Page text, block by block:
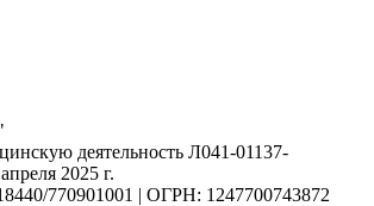
деятельность Л041-01137-
2025 г.
770901001 | ОГРН: 1247700743872